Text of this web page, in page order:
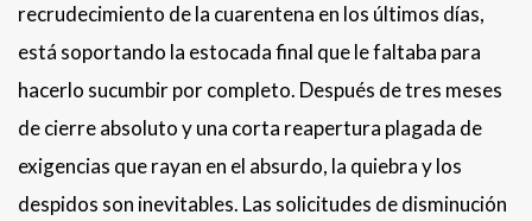
recrudecimiento de la cuarentena en los últimos días,
está soportando la estocada final que le faltaba para
hacerlo sucumbir por completo. Después de tres meses
de cierre absoluto y una corta reapertura plagada de
exigencias que rayan en el absurdo, la quiebra y los
despidos son inevitables. Las solicitudes de disminución